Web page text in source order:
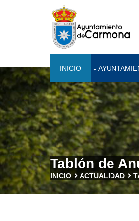
INICIO
Tablón de
INICIO ACTUALIDAD